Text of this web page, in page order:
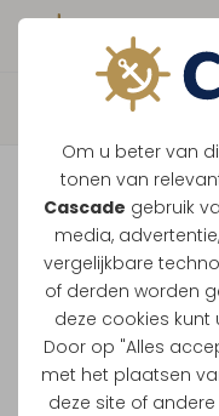
Om u beter van
tonen van
Cascade gebruik
media,
vergelijkbare
of derden worden
deze cookies kunt
Door op "Alles
met het plaatsen
deze site of
Vaar
Ondanks de
onze